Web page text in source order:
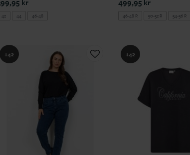
42 44 46-48 46-48 R 50-52 R 54-56 R
+42 +42